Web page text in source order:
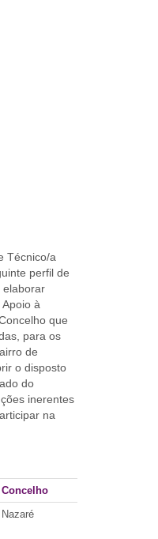
Técnico/a
perfil de
elaborar
à
que
para os
de
o disposto
do
inerentes
na
Concelho
Nazaré